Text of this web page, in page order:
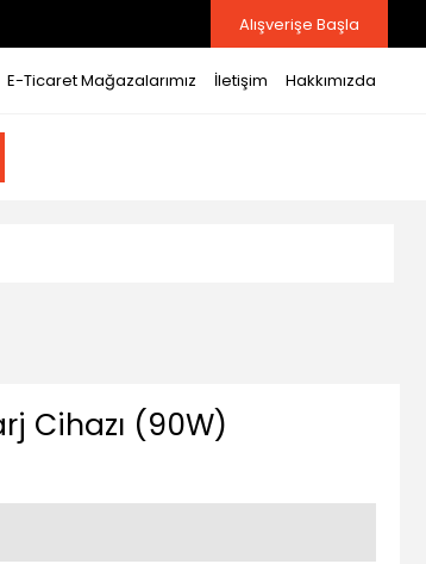
Alışverişe Başla
E-Ticaret Mağazalarımız İletişim Hakkımızda
Cihazı (90W)